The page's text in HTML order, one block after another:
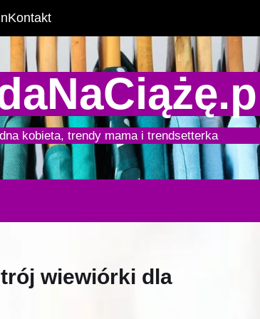
Kontakt
kobieta, trendy mama i trendsetterka
wiewiórki dla